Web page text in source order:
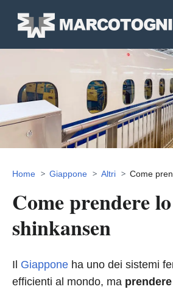
Home Giappone Altri Come
Come prendere lo
shinkansen
Il Giappone ha uno dei sistemi
efficienti al mondo, ma